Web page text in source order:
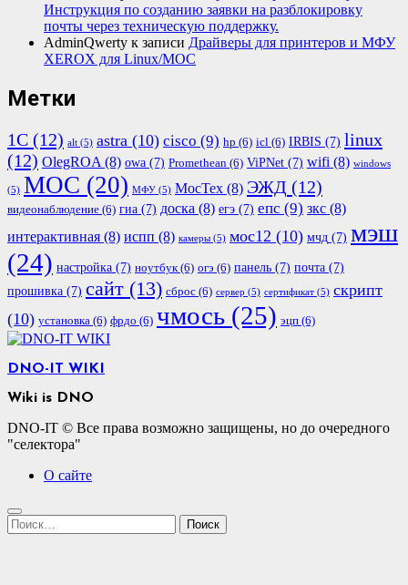
Инструкция по созданию заявки на разблокировку
почты через техническую поддержку.
AdminQwerty к записи Драйверы для принтеров и МФУ
XEROX для Linux/МОС
Метки
1С (12) alt (5) astra (10) cisco (9) hp (6) icl (6) IRBIS (7) linux
(12) OlegROA (8) owa (7) Promethean (6) ViPNet (7) wifi (8) windows
(5) МОС (20) МФУ (5) МосТех (8) ЭЖД (12)
видеонаблюдение (6) гиа (7) доска (8) егэ (7) епс (9) зкс (8)
интерактивная (8) испп (8) камеры (5) мос12 (10) мчд (7) мэш
(24) настройка (7) ноутбук(6) огэ (6) панель (7) почта (7)
прошивка (7) сайт (13) сброс (6) сервер (5) сертификат (5) скрипт
(10) установка (6) фрдо (6) чмось (25) эцп (6)
DNO-IT WIKI
Wiki is DNO
DNO-IT © Все права возможно защищены, но до очередного
"селектора"
О сайте
Найти: